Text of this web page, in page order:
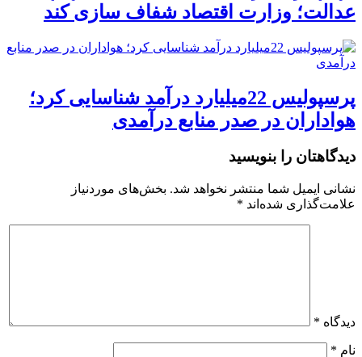
عدالت؛ وزارت اقتصاد شفاف سازی کند
پرسپولیس 22میلیارد درآمد شناسایی کرد؛
هواداران در صدر منابع درآمدی
دیدگاهتان را بنویسید
نشانی ایمیل شما منتشر نخواهد شد. بخش‌های موردنیاز
علامت‌گذاری شده‌اند *
دیدگاه *
نام *